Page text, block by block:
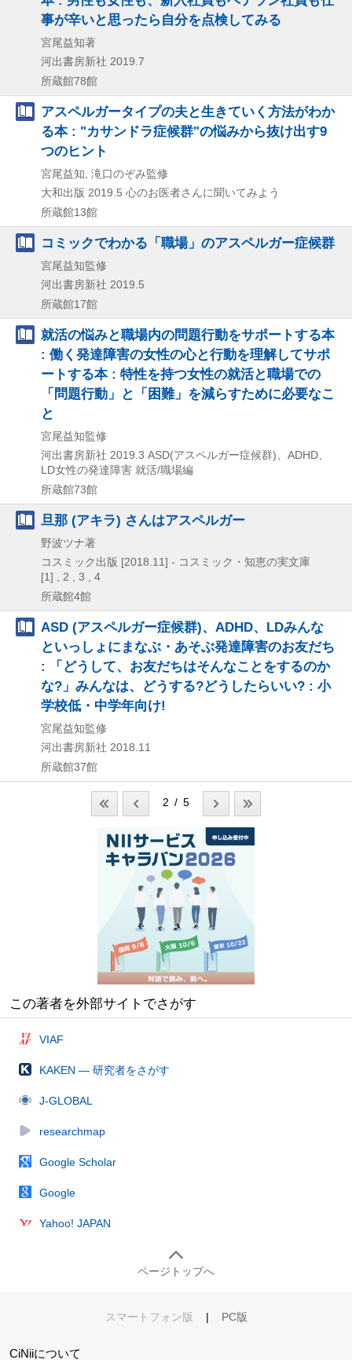
事が辛いと思ったら自分を点検してみる
宮尾益知著
河出書房新社 2019.7
所蔵館78館
アスペルガータイプの夫と生きていく方法がわか
る本 : "カサンドラ症候群"の悩みから抜け出す9
つのヒント
宮尾益知, 滝口のぞみ監修
大和出版 2019.5 心のお医者さんに聞いてみよう
所蔵館13館
コミックでわかる「職場」のアスペルガー症候群
宮尾益知監修
河出書房新社 2019.5
所蔵館17館
就活の悩みと職場内の問題行動をサポートする本
: 働く発達障害の女性の心と行動を理解してサポ
ートする本 : 特性を持つ女性の就活と職場での
「問題行動」と「困難」を減らすために必要なこ
と
宮尾益知監修
河出書房新社 2019.3 ASD(アスペルガー症候群)、ADHD、
LD女性の発達障害 就活/職場編
所蔵館73館
旦那 (アキラ) さんはアスペルガー
野波ツナ著
コスミック出版 [2018.11] - コスミック・知恵の実文庫
[1] , 2 , 3 , 4
所蔵館4館
ASD (アスペルガー症候群)、ADHD、LDみんな
といっしょにまなぶ・あそぶ発達障害のお友だち
: 「どうして、お友だちはそんなことをするのか
な?」みんなは、どうする?どうしたらいい? : 小
学校低・中学年向け!
宮尾益知監修
河出書房新社 2018.11
所蔵館37館
2 / 5
この著者を外部サイトでさがす
VIAF
KAKEN — 研究者をさがす
J-GLOBAL
researchmap
Google Scholar
Google
Yahoo! JAPAN
ページトップへ
スマートフォン版 | PC版
CiNiiについて